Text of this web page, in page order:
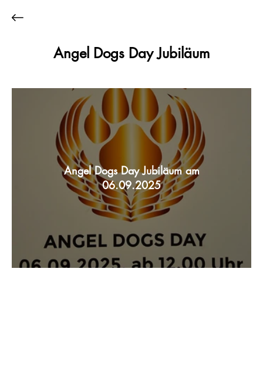
Angel Dogs Day Jubiläum am
06.09.2025
Angel Dogs Day Jubiläum